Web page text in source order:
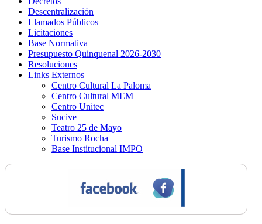
Descentralización
Llamados Públicos
Licitaciones
Base Normativa
Presupuesto Quinquenal 2026-2030
Resoluciones
Links Externos
Centro Cultural La Paloma
Centro Cultural MEM
Centro Unitec
Sucive
Teatro 25 de Mayo
Turismo Rocha
Base Institucional IMPO